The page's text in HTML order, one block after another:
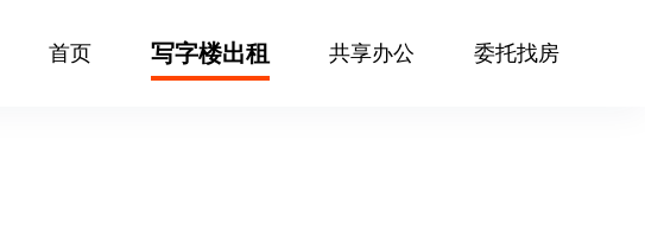
首页 写字楼出租 共享办公 委托找房